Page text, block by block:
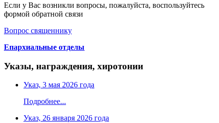
Если у Вас возникли вопросы, пожалуйста, воспользуйтесь
формой обратной связи
Вопрос священнику
Епархиальные отделы
Указы, награждения, хиротонии
Указ, 3 мая 2026 года
Подробнее...
Указ, 26 января 2026 года